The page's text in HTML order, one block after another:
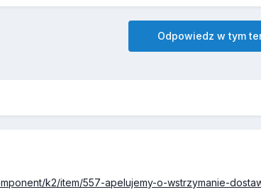
Odpowiedz w tym
k2/item/557-apelujemy-o-wstrzymanie-